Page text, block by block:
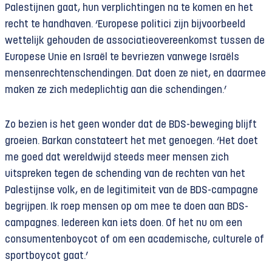
Palestijnen gaat, hun verplichtingen na te komen en het
recht te handhaven. ‘Europese politici zijn bijvoorbeeld
wettelijk gehouden de associatieovereenkomst tussen de
Europese Unie en Israël te bevriezen vanwege Israëls
mensenrechtenschendingen. Dat doen ze niet, en daarmee
maken ze zich medeplichtig aan die schendingen.’
Zo bezien is het geen wonder dat de BDS-beweging blijft
groeien. Barkan constateert het met genoegen. ‘Het doet
me goed dat wereldwijd steeds meer mensen zich
uitspreken tegen de schending van de rechten van het
Palestijnse volk, en de legitimiteit van de BDS-campagne
begrijpen. Ik roep mensen op om mee te doen aan BDS-
campagnes. Iedereen kan iets doen. Of het nu om een
consumentenboycot of om een academische, culturele of
sportboycot gaat.’